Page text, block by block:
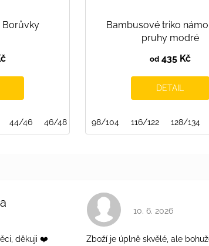
140 146/152 152/158
Borůvky
44/46 46/48 48/50 50/52 52/54 54/56
Bambusové triko
pruhy modré
od 435 Kč
DETAIL
98/104 116/122 128/134
je 5 z 5 hvězdiček.
děkuji ❤️
Hodnocení
10. 6. 2026
Zboží je úplně skvělé, ale